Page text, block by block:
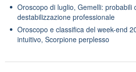
Oroscopo di luglio, Gemelli: probabili
destabilizzazione professionale
Oroscopo e classifica del week-end
intuitivo, Scorpione perplesso